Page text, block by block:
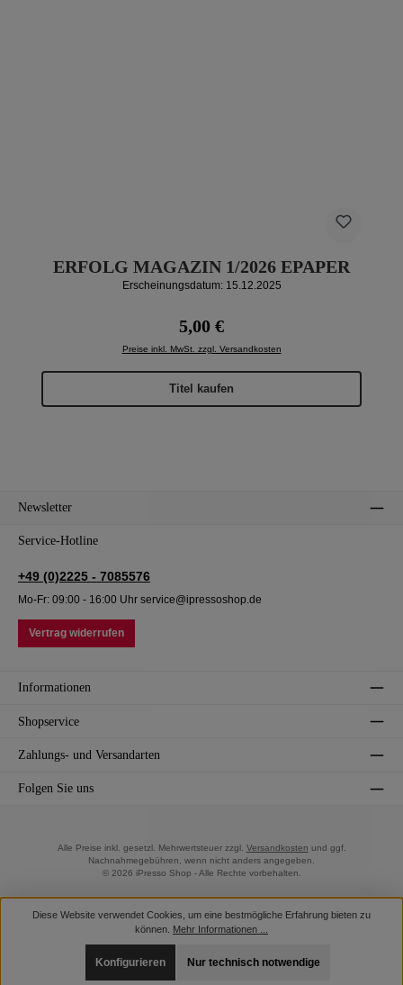
ERFOLG MAGAZIN 1/2026 EPAPER
Erscheinungsdatum: 15.12.2025
Regulärer Preis:
5,00 €
Preise inkl. MwSt. zzgl. Versandkosten
Titel kaufen
Newsletter
Service-Hotline
+49 (0)2225 - 7085576
Mo-Fr: 09:00 - 16:00 Uhr service@ipressoshop.de
Vertrag widerrufen
Informationen
Shopservice
Zahlungs- und Versandarten
Folgen Sie uns
Alle Preise inkl. gesetzl. Mehrwertsteuer zzgl. Versandkosten und ggf.
Nachnahmegebühren, wenn nicht anders angegeben.
© 2026 iPresso Shop - Alle Rechte vorbehalten.
Diese Website verwendet Cookies, um eine bestmögliche Erfahrung bieten zu
können. Mehr Informationen ...
Nur technisch notwendige
Konfigurieren